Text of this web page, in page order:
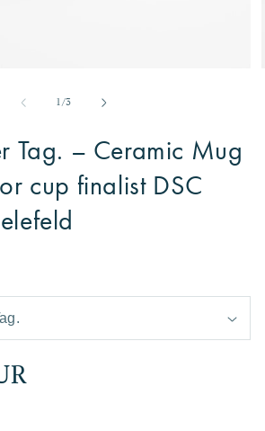
1/von
3
Tag. – Ceramic Mug
cup finalist DSC